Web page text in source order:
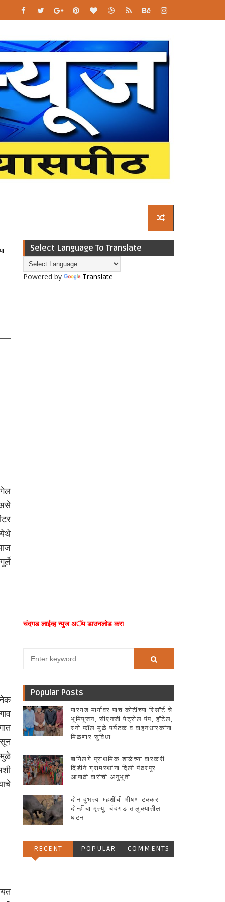
Select Language To Translate
Powered by Translate
चंदगड लाईव्ह न्युज अॅप डाउनलोड करा
Popular Posts
पारगड मार्गावर पाच कोटींच्या रिसॉर्ट चे
भूमिपूजन, सीएनजी पेट्रोल पंप, हॉटेल,
स्नो फॉल मुळे पर्यटक व वाहनधारकांना
मिळणार सुविधा
बागिलगे प्राथमिक शाळेच्या वारकरी
दिंडीने ग्रामस्थांना दिली पंढरपूर
आषाढी वारीची अनुभूती
दोन दुभत्या म्हशींची भीषण टक्कर
दोन्हींचा मृत्यू, चंदगड तालुक्यातील
घटना
RECENT POPULAR COMMENTS